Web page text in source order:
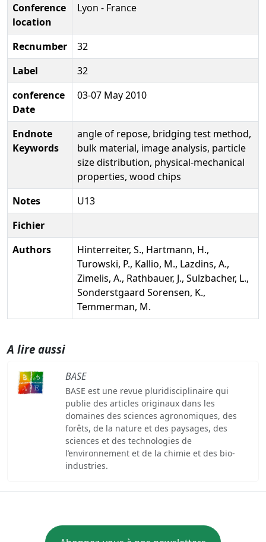
Conference
location
Lyon - France
Recnumber
32
Label
32
conference
Date
03-07 May 2010
Endnote
Keywords
angle of repose, bridging test method,
bulk material, image analysis, particle
size distribution, physical-mechanical
properties, wood chips
Notes
U13
Fichier
Authors
Hinterreiter, S., Hartmann, H.,
Turowski, P., Kallio, M., Lazdins, A.,
Zimelis, A., Rathbauer, J., Sulzbacher, L.,
Sonderstgaard Sorensen, K.,
Temmerman, M.
A lire aussi
BASE
BASE est une revue pluridisciplinaire qui
publie des articles originaux dans les
domaines des sciences agronomiques, des
forêts, de la nature et des paysages, des
sciences et des technologies de
l’environnement et de la chimie et des bio-
industries.